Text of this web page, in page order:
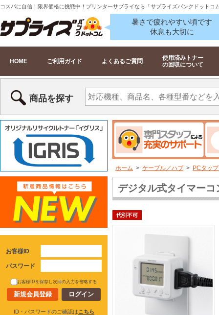
コスパに自信！限界価格に挑戦中！プリンターサプライなら「サプライズバンクドットコ
暑さで疲れやすい頃です
休息も大切に
HOME ご利用ガイド よくあるご質問
使用済みトナー
の回収について
商品を探す
ホーム > ケーブル／ハブ > PCタッ
デジタル式タイマー
お客様ID
パスワード
お客様IDを保存し次回の入力を省略する
新規会員登録
ID・パスワードのご確認はこちら